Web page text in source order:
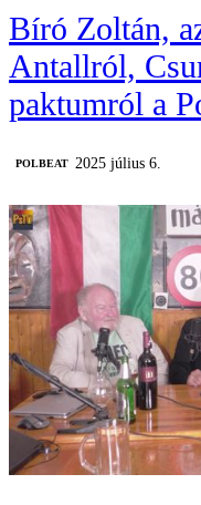
Bíró Zoltán,
Antallról,
paktumról a
‎POLBEAT 2025 július 6.